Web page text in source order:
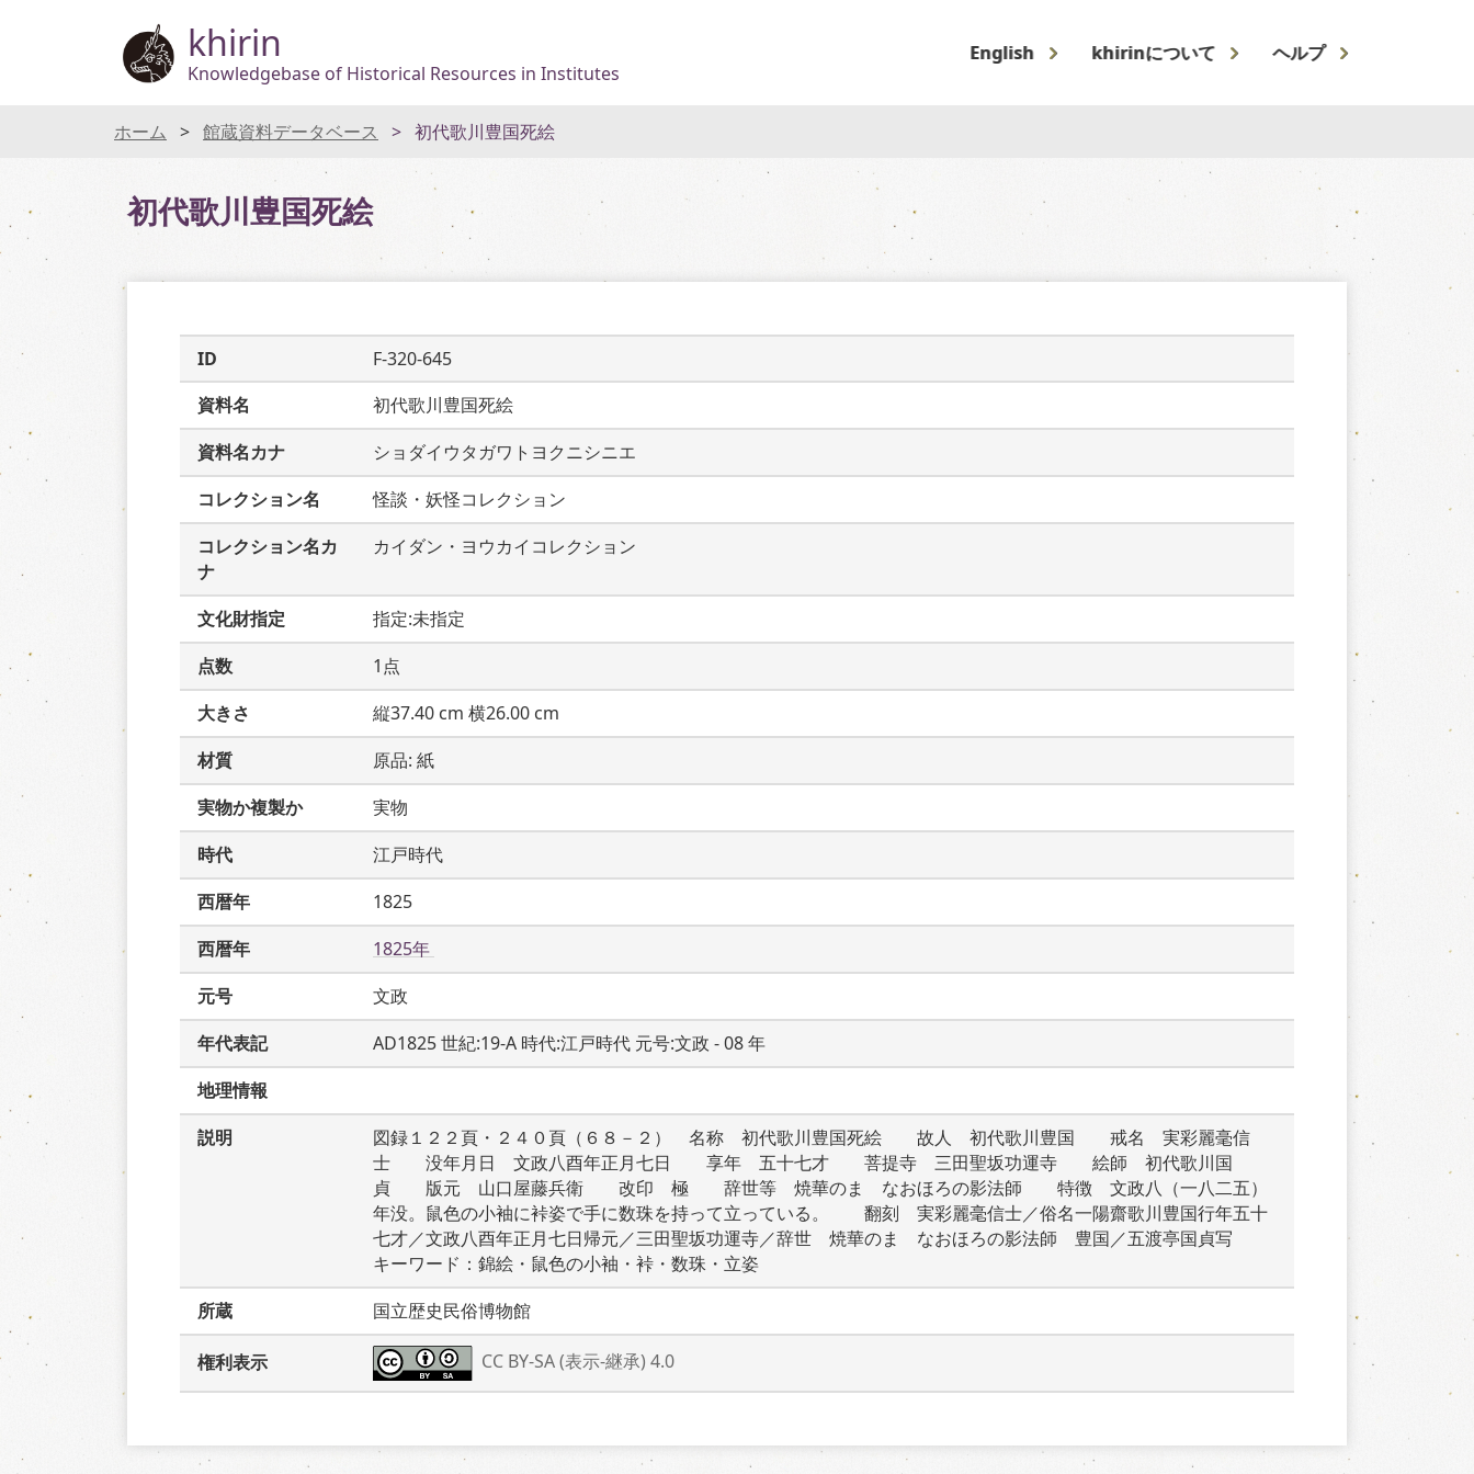
khirin
Knowledgebase of Historical Resources in Institutes
English khirinについて ヘルプ
ホーム 館蔵資料データベース 初代歌川豊国死絵
初代歌川豊国死絵
ID
F-320-645
資料名
初代歌川豊国死絵
資料名カナ
ショダイウタガワトヨクニシニエ
コレクション名
怪談・妖怪コレクション
コレクション名カ
ナ
カイダン・ヨウカイコレクション
文化財指定
指定:未指定
点数
1点
大きさ
縦37.40 cm 横26.00 cm
材質
原品: 紙
実物か複製か
実物
時代
江戸時代
西暦年
1825
西暦年
1825年
元号
文政
年代表記
AD1825 世紀:19-A 時代:江戸時代 元号:文政 - 08 年
地理情報
説明
図録１２２頁・２４０頁（６８－２）　名称　初代歌川豊国死絵　　故人　初代歌川豊国　　戒名　実彩麗毫信
士　　没年月日　文政八酉年正月七日　　享年　五十七才　　菩提寺　三田聖坂功運寺　　絵師　初代歌川国
貞　　版元　山口屋藤兵衛　　改印　極　　辞世等　焼華のまゝなおほろの影法師　　特徴　文政八（一八二五）
年没。鼠色の小袖に裃姿で手に数珠を持って立っている。　　翻刻　実彩麗毫信士／俗名一陽齋歌川豊国行年五十
七才／文政八酉年正月七日帰元／三田聖坂功運寺／辞世　焼華のまゝなおほろの影法師　豊国／五渡亭国貞写
キーワード：錦絵・鼠色の小袖・裃・数珠・立姿
所蔵
国立歴史民俗博物館
権利表示 CC BY-SA (表示-継承) 4.0